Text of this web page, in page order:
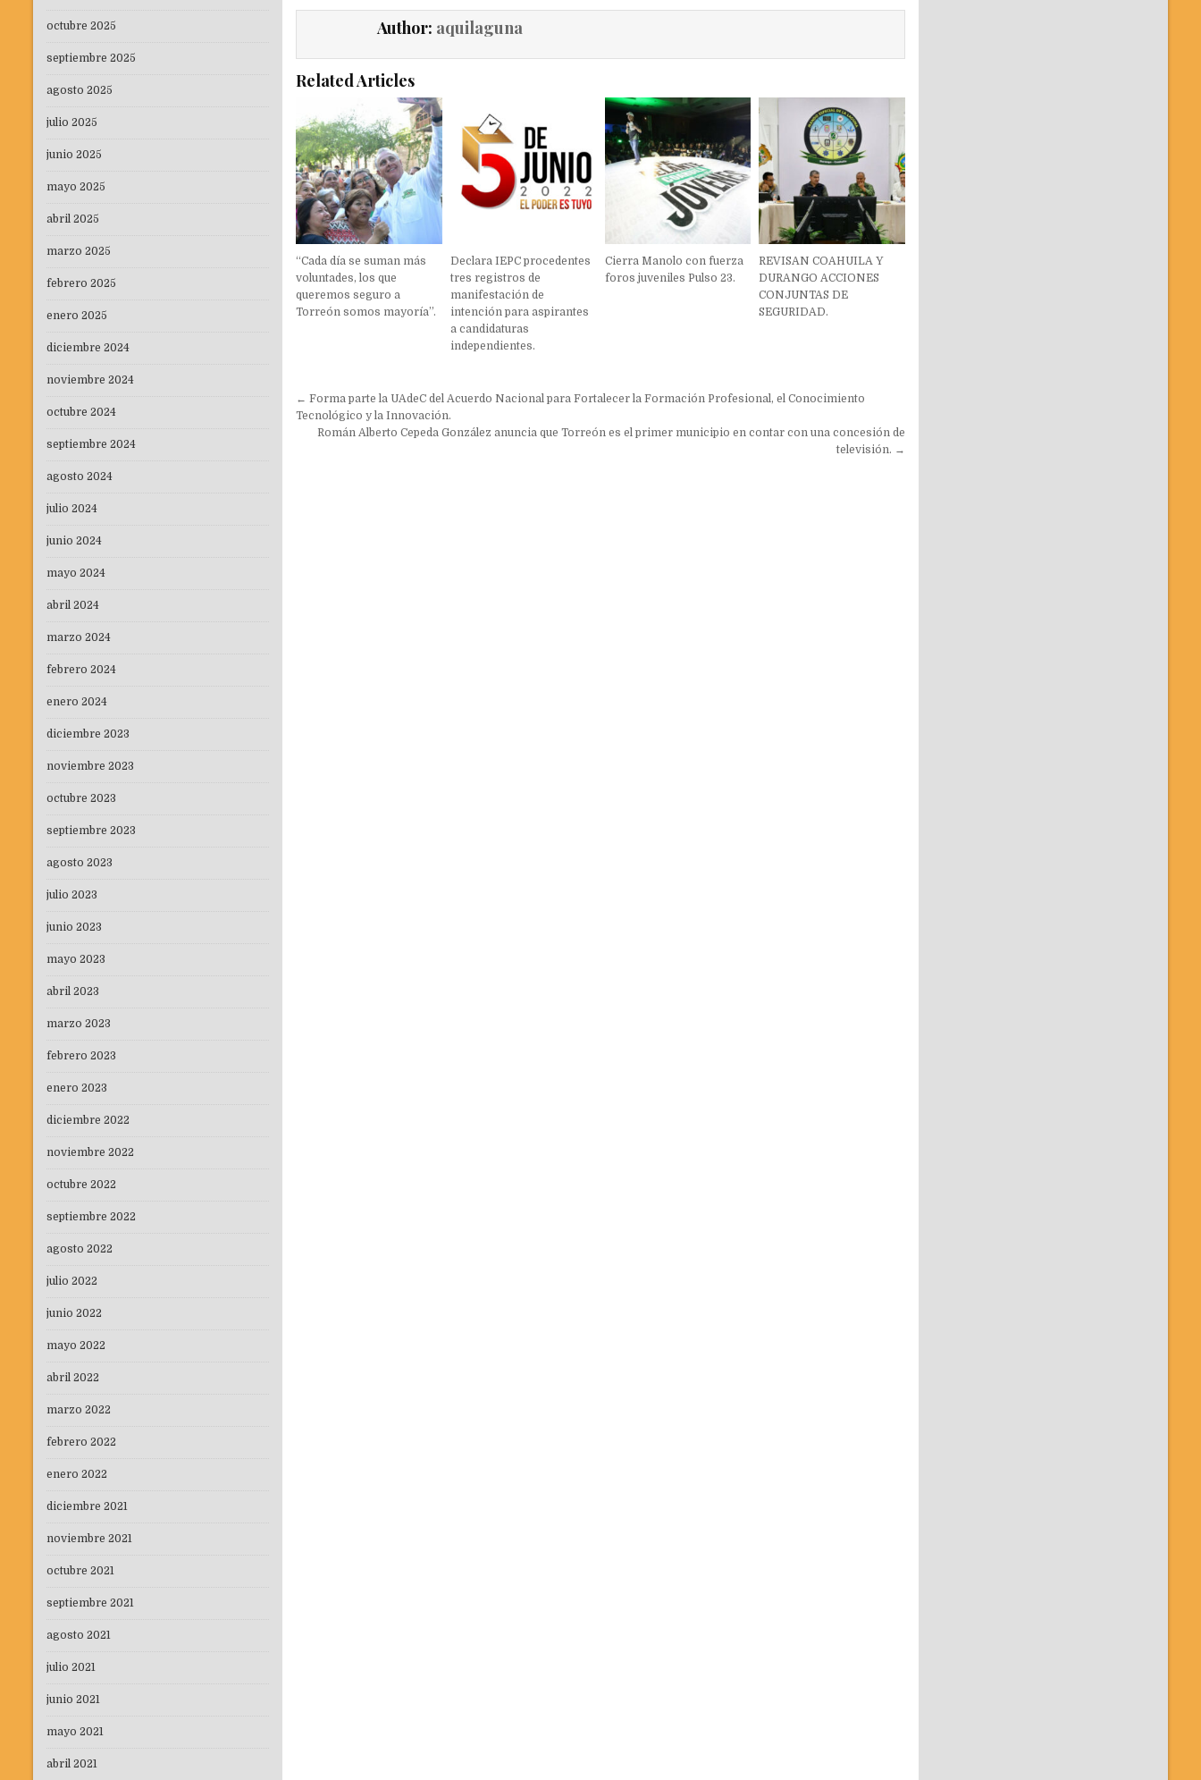
Author: aquilaguna
Related Articles
“Cada día se suman más
voluntades, los que
queremos seguro a
Torreón somos mayoría”.
Declara IEPC procedentes
tres registros de
manifestación de
intención para aspirantes
a candidaturas
independientes.
Cierra Manolo con fuerza
foros juveniles Pulso 23.
REVISAN COAHUILA Y
DURANGO ACCIONES
CONJUNTAS DE
SEGURIDAD.
Navegación
de
entradas
← Forma parte la UAdeC del Acuerdo Nacional para Fortalecer la Formación Profesional, el Conocimiento
Tecnológico y la Innovación.
Román Alberto Cepeda González anuncia que Torreón es el primer municipio en contar con una concesión de
televisión. →
octubre 2025
septiembre 2025
agosto 2025
julio 2025
junio 2025
mayo 2025
abril 2025
marzo 2025
febrero 2025
enero 2025
diciembre 2024
noviembre 2024
octubre 2024
septiembre 2024
agosto 2024
julio 2024
junio 2024
mayo 2024
abril 2024
marzo 2024
febrero 2024
enero 2024
diciembre 2023
noviembre 2023
octubre 2023
septiembre 2023
agosto 2023
julio 2023
junio 2023
mayo 2023
abril 2023
marzo 2023
febrero 2023
enero 2023
diciembre 2022
noviembre 2022
octubre 2022
septiembre 2022
agosto 2022
julio 2022
junio 2022
mayo 2022
abril 2022
marzo 2022
febrero 2022
enero 2022
diciembre 2021
noviembre 2021
octubre 2021
septiembre 2021
agosto 2021
julio 2021
junio 2021
mayo 2021
abril 2021